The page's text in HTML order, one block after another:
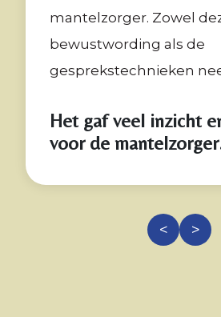
mantelzorger. Zowel
bewustwording als de
gesprekstechnieken
Het gaf veel inzicht
voor de
< >